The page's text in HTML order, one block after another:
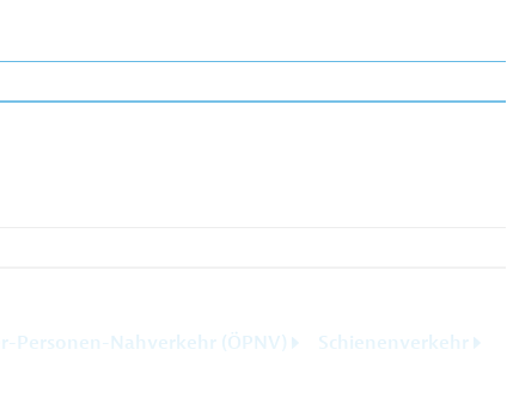
Personen-Nahverkehr (ÖPNV)
Schienenverkehr